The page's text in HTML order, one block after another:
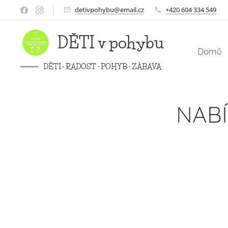
detivpohybu@email.cz +420 604 334 549
DĚTI vpohybu
DĚTI · RADOST · POHYB · ZÁBAVA
Domů